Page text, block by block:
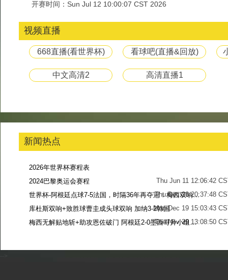
开赛时间：Sun Jul 12 10:00:07 CST 2026
视频直播
668直播(看世界杯) 看球吧(直播&回放)
中文高清2 高清直播1
新闻热点
2026年世界杯赛程表
Thu Jun 11 12:06:42
2024巴黎奥运会赛程
Thu Dec 28 20:37:48
世界杯-阿根廷点球7-5法国，时隔36年再夺冠！梅西双响姆巴佩戴帽
Mon Dec 19 15:03:43
库杜斯双响+致胜球曹圭成头球双响 加纳3-2韩国
Tue Nov 29 13:08:50
梅西无解贴地斩+助攻恩佐破门 阿根廷2-0墨西哥升小组第二